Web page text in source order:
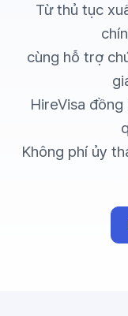
Từ thủ tục
cùng hỗ trợ
HireVisa
Không phí ủy